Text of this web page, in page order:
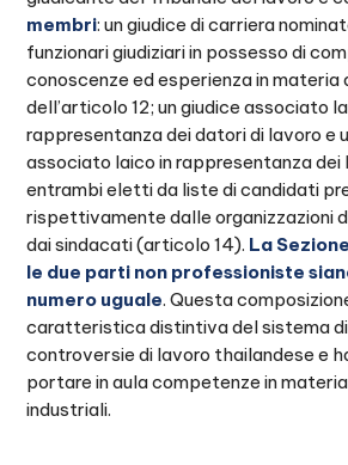
membri: un giudice di carriera
funzionari giudiziari in possesso di
conoscenze ed esperienza in materia
dell’articolo 12; un giudice associato
rappresentanza dei datori di lavoro e
associato laico in rappresentanza dei
entrambi eletti da liste di candidati
rispettivamente dalle organizzazioni
dai sindacati (articolo 14). La
le due parti non professioniste
numero uguale. Questa
caratteristica distintiva del sistema
controversie di lavoro thailandese e
portare in aula competenze in
industriali.